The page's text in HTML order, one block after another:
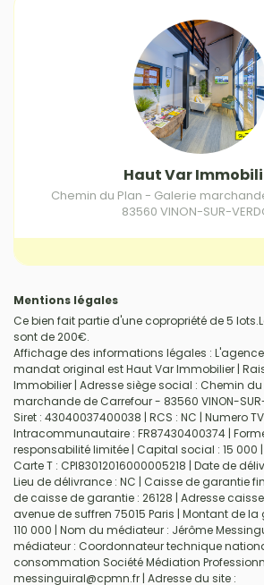
Haut Var
Chemin du Plan - Galerie
83560 VINON-SUR-
Mentions légales
Ce bien fait partie d'une copropriété de 5
sont de 200€.
Affichage des informations légales :
mandat original est Haut Var Immobilier |
Immobilier | Adresse siège social : Chemin
marchande de Carrefour - 83560 VINON-SUR-
Siret : 43040037400038 | RCS : NC | Numero
Intracommunautaire : FR87430400374 |
responsabilité limitée | Capital social : 15 000 |
Carte T : CPI83012016000005218 | Date de
Lieu de délivrance : NC | Caisse de garantie
de caisse de garantie : 26128 | Adresse
avenue de suffren 75015 Paris | Montant de
110 000 | Nom du médiateur : Jérôme
médiateur : Coordonnateur technique
consommation Société Médiation
messinguiral@cpmn.fr | Adresse du site :